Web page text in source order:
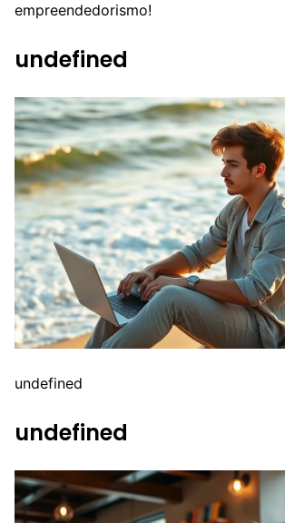
empreendedorismo!
undefined
undefined
undefined